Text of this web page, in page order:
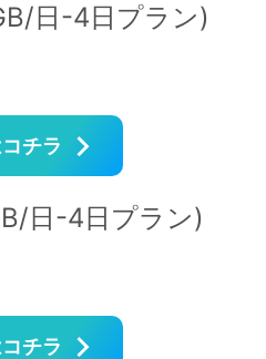
日-4日プラン)
チラ
日-4日プラン)
チラ